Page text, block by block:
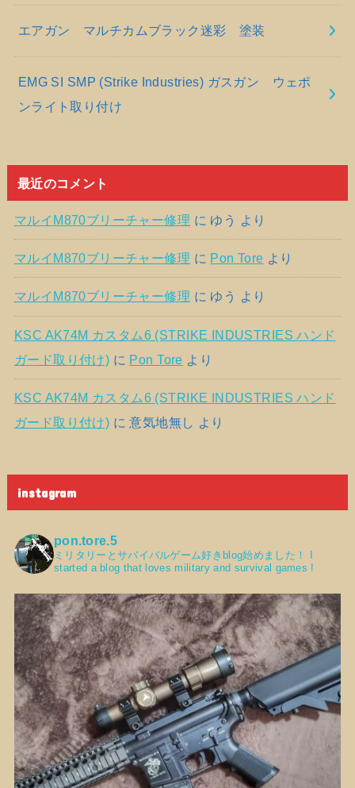
エアガン マルチカムブラック迷彩 塗装
EMG SI SMP (Strike Industries) ガスガン ウェポ
ンライト取り付け
最近のコメント
マルイM870ブリーチャー修理 に ゆう より
マルイM870ブリーチャー修理 に Pon Tore より
マルイM870ブリーチャー修理 に ゆう より
KSC AK74M カスタム6 (STRIKE INDUSTRIES ハンド
ガード取り付け) に Pon Tore より
KSC AK74M カスタム6 (STRIKE INDUSTRIES ハンド
ガード取り付け) に意気地無し より
instagram
pon.tore.5
ミリタリーとサバイバルゲーム好きblog始めました！
I
started a blog that loves military and survival games !